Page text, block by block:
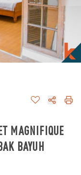
MAGNIFIQUE
BAYUH